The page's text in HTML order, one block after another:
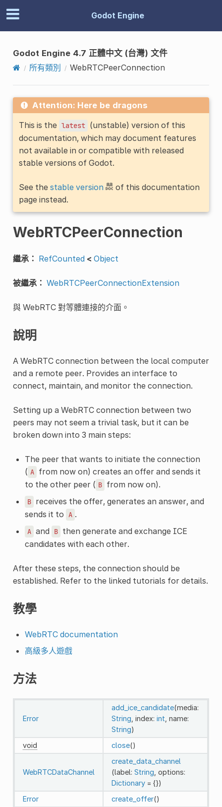
Godot Engine
Godot Engine 4.7 正體中文 (台灣) 文件
所有類別
WebRTCPeerConnection
Attention: Here be dragons
This is the latest (unstable) version of this
documentation, which may document features
not available in or compatible with released
stable versions of Godot.
See the stable version
of this documentation
page instead.
WebRTCPeerConnection
繼承： RefCounted < Object
被繼承： WebRTCPeerConnectionExtension
與 WebRTC 對等體連接的介面。
說明
A WebRTC connection between the local computer
and a remote peer. Provides an interface to
connect, maintain, and monitor the connection.
Setting up a WebRTC connection between two
peers may not seem a trivial task, but it can be
broken down into 3 main steps:
The peer that wants to initiate the connection
( A from now on) creates an offer and sends it
to the other peer ( B from now on).
B receives the offer, generates an answer, and
sends it to A .
A and B then generate and exchange ICE
candidates with each other.
After these steps, the connection should be
established. Refer to the linked tutorials for details.
教學
WebRTC documentation
高級多人遊戲
方法
Error
add_ice_candidate(media:
String , index: int , name:
String)
void
close()
WebRTCDataChannel
create_data_channel
(label: String , options:
Dictionary= {})
Error
create_offer()